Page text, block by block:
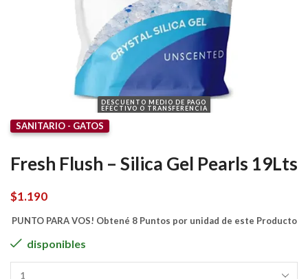
DESCUENTO MEDIO DE PAGO
EFECTIVO O TRANSFERENCIA
SANITARIO - GATOS
Fresh Flush – Silica Gel Pearls 19Lts
$1.190
PUNTO PARA VOS! Obtené 8 Puntos por unidad de este Producto
disponibles